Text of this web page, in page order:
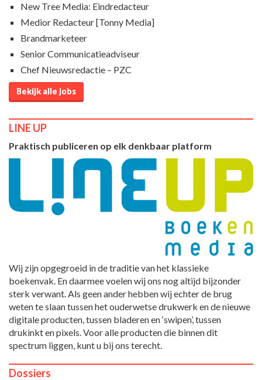
New Tree Media: Eindredacteur
Medior Redacteur [Tonny Media]
Brandmarketeer
Senior Communicatieadviseur
Chef Nieuwsredactie – PZC
Bekijk alle jobs
LINE UP
Praktisch publiceren op elk denkbaar platform
Wij zijn opgegroeid in de traditie van het klassieke
boekenvak. En daarmee voelen wij ons nog altijd bijzonder
sterk verwant. Als geen ander hebben wij echter de brug
weten te slaan tussen het ouderwetse drukwerk en de nieuwe
digitale producten, tussen bladeren en ‘swipen’, tussen
drukinkt en pixels. Voor alle producten die binnen dit
spectrum liggen, kunt u bij ons terecht.
Dossiers